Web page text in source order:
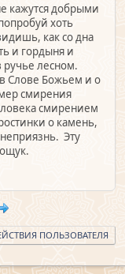
кажутся добрыми
хоть
как со дна
и гордыня и
ручье лесном.
в Слове Божьем и о
смирения
смирением
о камень,
Эту
ПОЛЬЗОВАТЕЛЯ